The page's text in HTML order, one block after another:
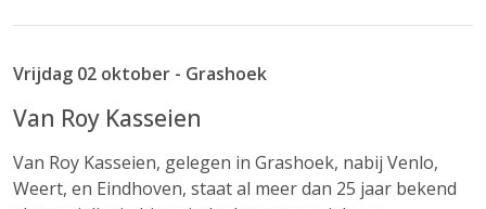
Vrijdag 02 oktober - Grashoek
Van Roy Kasseien
Van Roy Kasseien, gelegen in Grashoek, nabij Venlo,
Weert, en Eindhoven, staat al meer dan 25 jaar bekend